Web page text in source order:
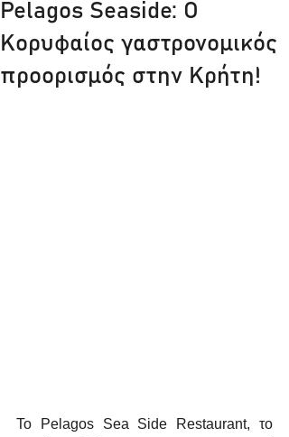
Pelagos Seaside: Ο
Κορυφαίος γαστρονομικός
προορισμός στην Κρήτη!
Το Pelagos Sea Side Restaurant, το